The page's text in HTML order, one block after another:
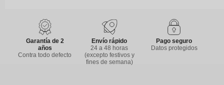
Garantía de 2
años
Contra todo defecto
Envío rápido
24 a 48 horas
(excepto festivos y
fines de semana)
Pago seguro
Datos protegidos